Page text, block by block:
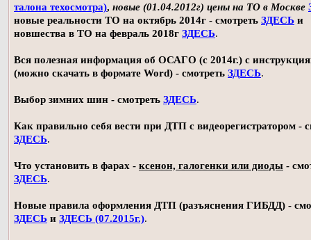
талона техосмотра), новые (01.04.2012г) цены на ТО в Москве
новые реальности ТО на октябрь 2014г - смотреть ЗДЕСЬ и
новшества в ТО на февраль 2018г ЗДЕСЬ.
Вся полезная информация об ОСАГО (с 2014г.) с
(можно скачать в формате Word) - смотреть ЗДЕСЬ.
Выбор зимних шин - смотреть ЗДЕСЬ.
Как правильно себя вести при ДТП с видеорегистратором -
ЗДЕСЬ.
Что установить в фарах - ксенон, галогенки или диоды -
ЗДЕСЬ.
Новые правила оформления ДТП (разъяснения ГИБДД) -
ЗДЕСЬ и ЗДЕСЬ (07.2015г.).